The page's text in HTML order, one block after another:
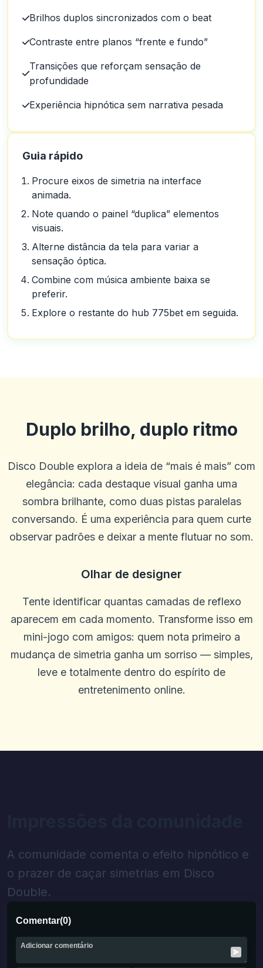
Brilhos duplos sincronizados com o beat
Contraste entre planos “frente e fundo”
Transições que reforçam sensação de
profundidade
Experiência hipnótica sem narrativa pesada
Guia rápido
Procure eixos de simetria na interface
animada.
Note quando o painel “duplica” elementos
visuais.
Alterne distância da tela para variar a
sensação óptica.
Combine com música ambiente baixa se
preferir.
Explore o restante do hub 775bet em seguida.
Duplo brilho, duplo ritmo
Disco Double explora a ideia de “mais é mais” com
elegância: cada destaque visual ganha uma
sombra brilhante, como duas pistas paralelas
conversando. É uma experiência para quem curte
observar padrões e deixar a mente flutuar no som.
Olhar de designer
Tente identificar quantas camadas de reflexo
aparecem em cada momento. Transforme isso em
mini-jogo com amigos: quem nota primeiro a
mudança de simetria ganha um sorriso — simples,
leve e totalmente dentro do espírito de
entretenimento online.
A comunidade comenta o efeito hipnótico e
o prazer de caçar simetrias em Disco
Double.
Comentar(0)